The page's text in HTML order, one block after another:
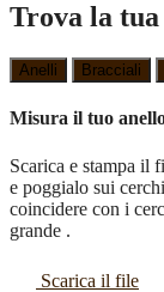
Trova la
Anelli Bracciali
Misura il tuo
Scarica e stampa il
e poggialo sui
coincidere con i
grande .
Scarica il file